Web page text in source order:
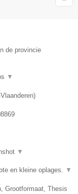
de provincie
▼
)
▼
en kleine oplages. ▼
Grootformaat, Thesis